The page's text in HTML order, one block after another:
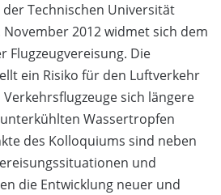
Technischen Universität
November 2012 widmet sich dem
Flugzeugvereisung. Die
ein Risiko für den Luftverkehr
sich längere
Wassertropfen
des Kolloquiums sind neben
und
die Entwicklung neuer und